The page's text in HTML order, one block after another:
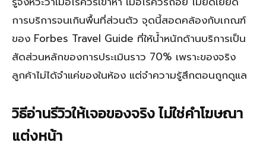
การบริการจนเกินพื้นที่ส่วนตัว จุดนี้สอดคล้องกับเกณฑ์
ของ Forbes Travel Guide ที่ให้น้ำหนักด้านบริการเป็น
สัดส่วนหลักของการประเมินราว 70% เพราะของจริง
ลูกค้าไม่ได้จำแค่ของในห้อง แต่จำความรู้สึกตอนถูกดูแล
วิธีอ่านรีวิวให้เจอของจริง ไม่ใช่คำโฆษณา
แต่งหน้า